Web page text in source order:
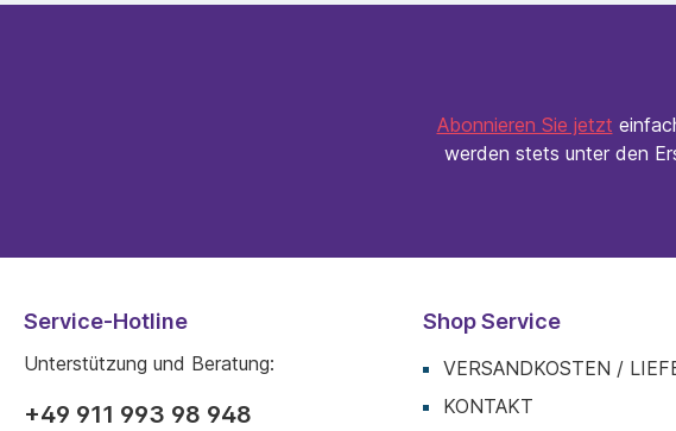
Abonnieren Sie jetzt
werden stets unter den
Service-Hotline
Unterstützung und Beratung:
+49 911 993 98 948
Shop Service
VERSANDKOSTEN /
KONTAKT